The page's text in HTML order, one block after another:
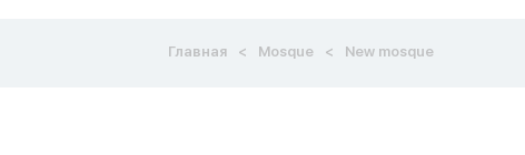
Главная Mosque New mosque